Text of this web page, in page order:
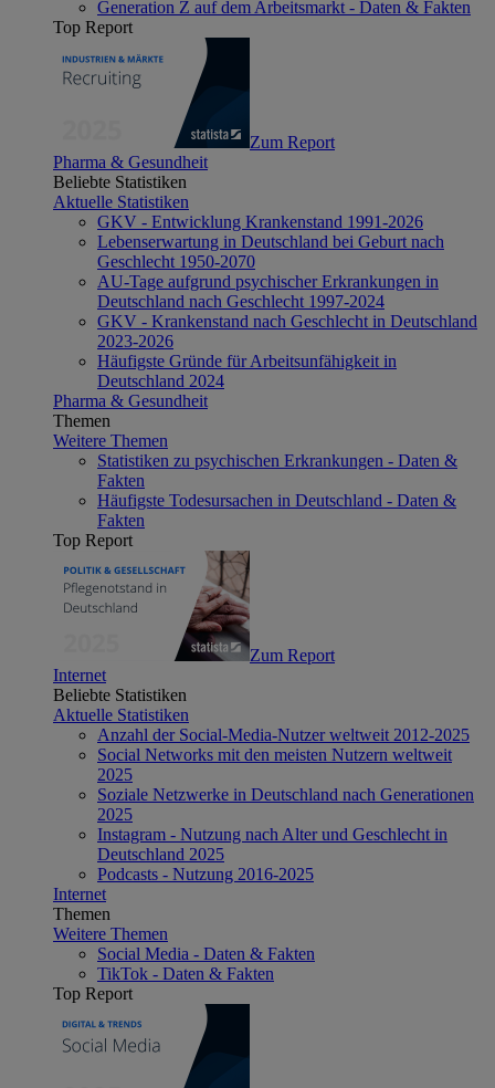
Generation Z auf dem Arbeitsmarkt - Daten & Fakten
Top Report
Zum Report
Pharma & Gesundheit
Beliebte Statistiken
Aktuelle Statistiken
GKV - Entwicklung Krankenstand 1991-2026
Lebenserwartung in Deutschland bei Geburt nach
Geschlecht 1950-2070
AU-Tage aufgrund psychischer Erkrankungen in
Deutschland nach Geschlecht 1997-2024
GKV - Krankenstand nach Geschlecht in Deutschland
2023-2026
Häufigste Gründe für Arbeitsunfähigkeit in
Deutschland 2024
Pharma & Gesundheit
Themen
Weitere Themen
Statistiken zu psychischen Erkrankungen - Daten &
Fakten
Häufigste Todesursachen in Deutschland - Daten &
Fakten
Top Report
Zum Report
Internet
Beliebte Statistiken
Aktuelle Statistiken
Anzahl der Social-Media-Nutzer weltweit 2012-2025
Social Networks mit den meisten Nutzern weltweit
2025
Soziale Netzwerke in Deutschland nach Generationen
2025
Instagram - Nutzung nach Alter und Geschlecht in
Deutschland 2025
Podcasts - Nutzung 2016-2025
Internet
Themen
Weitere Themen
Social Media - Daten & Fakten
TikTok - Daten & Fakten
Top Report